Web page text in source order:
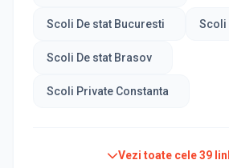
Scoli De stat Bucuresti Scoli
Scoli De stat Brasov
Scoli Private Constanta
Vezi toate cele39